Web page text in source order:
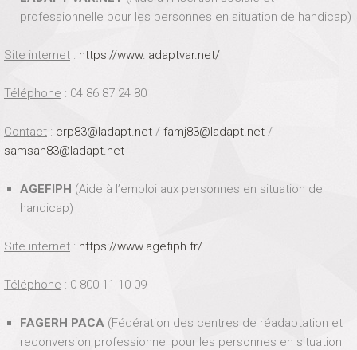
professionnelle pour les personnes en situation de handicap)
Site internet : https://www.ladaptvar.net/
Téléphone : 04 86 87 24 80
Contact : crp83@ladapt.net / famj83@ladapt.net /
samsah83@ladapt.net
AGEFIPH (Aide à l’emploi aux personnes en situation de
handicap)
Site internet : https://www.agefiph.fr/
Téléphone : 0 800 11 10 09
FAGERH PACA(Fédération des centres de réadaptation et
reconversion professionnel pour les personnes en situation